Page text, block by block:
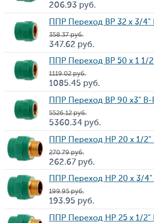
Цена
206.93 руб.
ППР Переход BP 32 х 3/4"
Цена
358.37 руб.
347.62 руб.
ППР Переход BP 50 х 1 1/
Цена
1 119.02 руб.
1 085.45 руб.
ППР Переход BP 90 х3" B-
Цена
5 526.12 руб.
5 360.34 руб.
ППР Переход HP 20 х 1/2"
Цена
270.79 руб.
262.67 руб.
ППР Переход HP 20 х 3/4"
Цена
199.95 руб.
193.95 руб.
ППР Переход HP 25 х 1/2"